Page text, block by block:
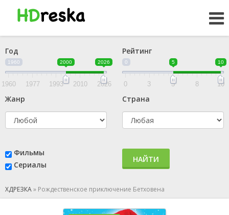
Год
1960 2000 2026
1960 1977 1993 2010 2026
Рейтинг
0 5 10
0 3 5 8 10
Жанр Страна
Фильмы
Сериалы
НАЙТИ
ХДРЕЗКА» Рождественское приключение Бетховена